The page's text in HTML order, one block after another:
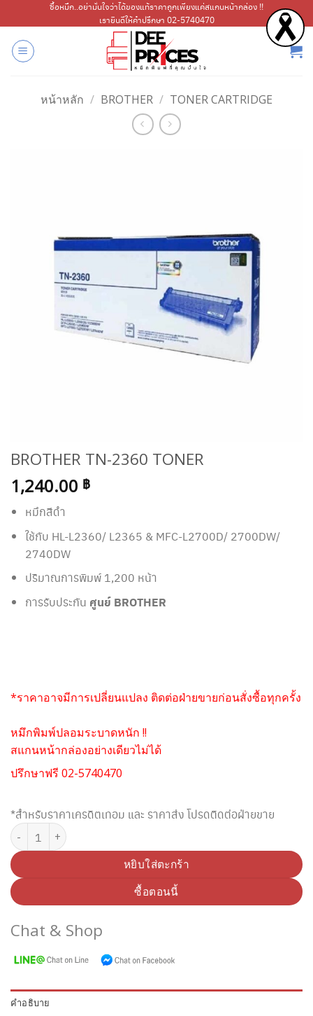
ไป
เนื้อหา
ซื้อหมึก..อย่ามั่นใจว่าได้ของแท้ราคาถูกเพียงแค่สแกนหน้ากล่อง !!
เรายินดีให้คำปรึกษา 02-5740470
หน้าหลัก / BROTHER / TONER CARTRIDGE
BROTHER TN-2360 TONER
1,240.00 ฿
หมึกสีดำ
ใช้กับ HL-L2360/ L2365 & MFC-L2700D/ 2700DW/
2740DW
ปริมาณการพิมพ์ 1,200 หน้า
การรับประกัน ศูนย์ BROTHER
*ราคาอาจมีการเปลี่ยนแปลง ติดต่อฝ่ายขายก่อนสั่งซื้อทุกครั้ง
หมึกพิมพ์ปลอมระบาดหนัก !!
สแกนหน้ากล่องอย่างเดียวไม่ได้
ปรึกษาฟรี 02-5740470
*สำหรับราคาเครดิตเทอม และ ราคาส่ง โปรดติดต่อฝ่ายขาย
จำนวน BROTHER TN-2360 TONER ชิ้น
หยิบใส่ตะกร้า
ซื้อตอนนี้
Chat & Shop
คำอธิบาย